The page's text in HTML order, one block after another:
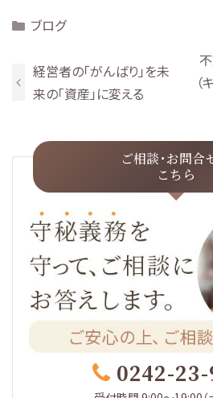
Categories
ブログ
経営者の「がんばり」を未
来の「資産」に変える
ご相談･お問合
こちら
0242-